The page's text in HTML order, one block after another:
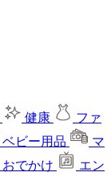
健康
ファ
ベビー用品
マ
おでかけ
エン